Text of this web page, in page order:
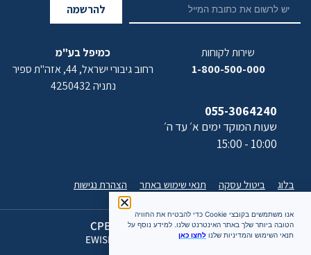
להרשמה
שירות לקוחות
1-800-500-000
055-3064240
שעות המוקד ימים א׳ עד ה׳
10:00 - 15:00
כמיפל בע"מ
רחוב גיבורי ישראל, 44, אזה"ת ספיר
נתניה 4250432
בלוג ביטול עסקה תנאי שימוש באתר הצהרת נגישות
כל הזכויות שמורות 2026 CPB
האתר מעוצב ומתוחזק על ידי EWISE
אנו משתמשים בקובצי Cookie כדי להבטיח את החוויה
הטובה ביותר שלך באתר האינטרנט שלנו. למידע נוסף על
תנאי השימוש והמדיניות שלנו לחצו כאן